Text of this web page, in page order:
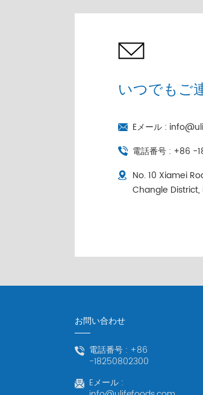
いつでもご
Eメール :
電話番号 : +86 -
No. 10 Xiamei
Changle District,
お問い合わせ
電話番号 : +86
-18250802300
Eメール :